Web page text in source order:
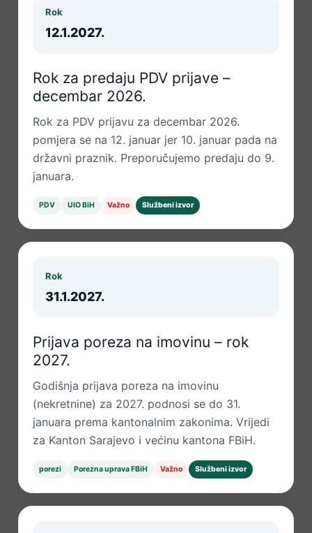
Rok
12.1.2027.
Rok za predaju PDV prijave –
decembar 2026.
Rok za PDV prijavu za decembar 2026.
pomjera se na 12. januar jer 10. januar pada na
državni praznik. Preporučujemo predaju do 9.
januara.
PDV UIO BiH Važno Službeni izvor
Rok
31.1.2027.
Prijava poreza na imovinu – rok
2027.
Godišnja prijava poreza na imovinu
(nekretnine) za 2027. podnosi se do 31.
januara prema kantonalnim zakonima. Vrijedi
za Kanton Sarajevo i većinu kantona FBiH.
porezi Porezna uprava FBiH Važno Službeni izvor